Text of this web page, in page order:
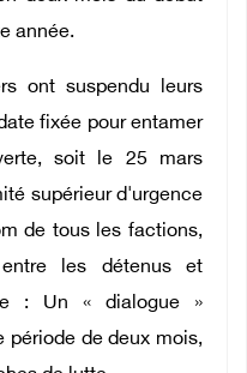
année.
ont suspendu leurs
fixée pour entamer
soit le 25 mars
supérieur d'urgence
de tous les factions,
les détenus et
: Un « dialogue »
période de deux mois,